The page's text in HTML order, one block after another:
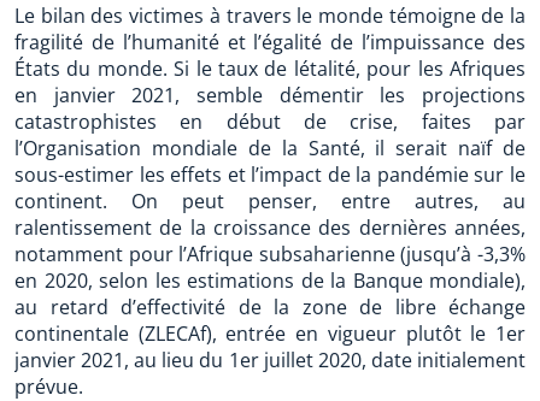
Le bilan des victimes à travers le monde témoigne de la
fragilité de l’humanité et l’égalité de l’impuissance des
États du monde. Si le taux de létalité, pour les Afriques
en janvier 2021, semble démentir les projections
catastrophistes en début de crise, faites par
l’Organisation mondiale de la Santé, il serait naïf de
sous-estimer les effets et l’impact de la pandémie sur le
continent. On peut penser, entre autres, au
ralentissement de la croissance des dernières années,
notamment pour l’Afrique subsaharienne (jusqu’à -3,3%
en 2020, selon les estimations de la Banque mondiale),
au retard d’effectivité de la zone de libre échange
continentale (ZLECAf), entrée en vigueur plutôt le 1er
janvier 2021, au lieu du 1er juillet 2020, date initialement
prévue.